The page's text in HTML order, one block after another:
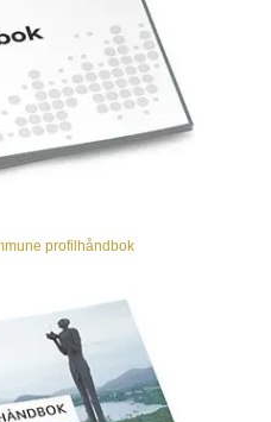
profilhåndbok